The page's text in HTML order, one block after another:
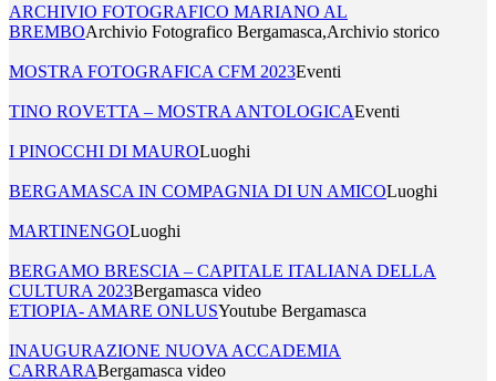
ARCHIVIO FOTOGRAFICO MARIANO AL
BREMBOArchivio Fotografico Bergamasca,Archivio storico
MOSTRA FOTOGRAFICA CFM 2023Eventi
TINO ROVETTA – MOSTRA ANTOLOGICAEventi
I PINOCCHI DI MAUROLuoghi
BERGAMASCA IN COMPAGNIA DI UN AMICOLuoghi
MARTINENGOLuoghi
BERGAMO BRESCIA – CAPITALE ITALIANA DELLA
CULTURA 2023Bergamasca video
ETIOPIA- AMARE ONLUSYoutube Bergamasca
INAUGURAZIONE NUOVA ACCADEMIA
CARRARABergamasca video